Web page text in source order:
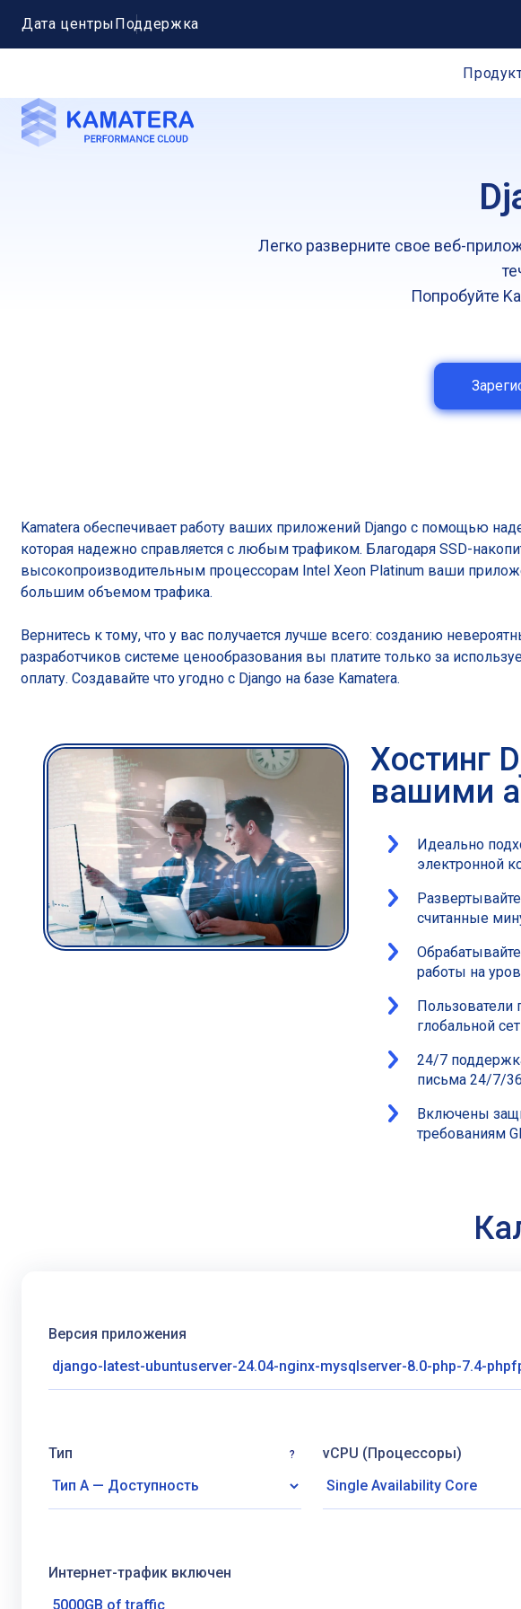
Дата центрыПоддержка
Легко разверните свое веб-
Попробуйте
Kamatera обеспечивает работу ваших приложений Django с помощью
которая надежно справляется с любым трафиком. Благодаря SSD-
высокопроизводительным процессорам Intel Xeon Platinum ваши
большим объемом трафика.
Вернитесь к тому, что у вас получается лучше всего: созданию
разработчиков системе ценообразования вы платите только за
оплату. Создавайте что угодно с Django на базе Kamatera.
Хостинг
вашими
Идеально
электронной
считанные
работы на
Пользователи
глобальной
24/7
письма 24/7/
Включены
требованиям
Версия приложения
Тип ? vCPU (Процессоры)
Интернет-трафик включен